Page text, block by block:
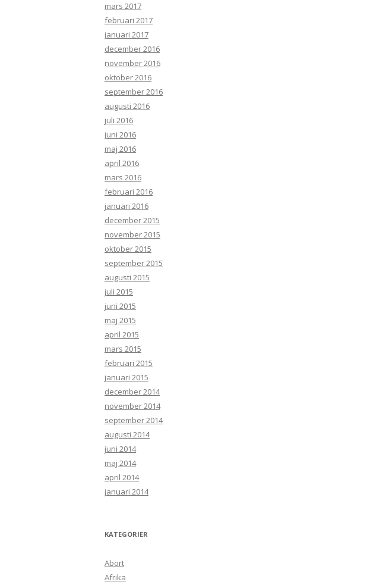
mars 2017
februari 2017
januari 2017
december 2016
november 2016
oktober 2016
september 2016
augusti 2016
juli 2016
juni 2016
maj 2016
april 2016
mars 2016
februari 2016
januari 2016
december 2015
november 2015
oktober 2015
september 2015
augusti 2015
juli 2015
juni 2015
maj 2015
april 2015
mars 2015
februari 2015
januari 2015
december 2014
november 2014
september 2014
augusti 2014
juni 2014
maj 2014
april 2014
januari 2014
KATEGORIER
Abort
Afrika